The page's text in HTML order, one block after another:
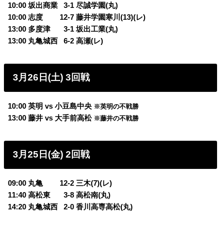
10:00 坂出商業 03-1 尽誠学園(丸)
10:00 志度 12-7 藤井学園寒川(13)(レ)
13:00 多度津
03-1 坂出工業(丸)
13:00 丸亀城西
06-2 高瀬(レ)
3月26日(土) 3回戦
10:00 英明 vs 小豆島中央 ※英明の不戦勝
13:00 藤井 vs 大手前高松 ※藤井の不戦勝
3月25日(金) 2回戦
09:00 丸亀 12-2 三木(7)(レ)
11:40 高松東
03-8 高松南(丸)
14:20 丸亀城西
02-0 香川高専高松(丸)